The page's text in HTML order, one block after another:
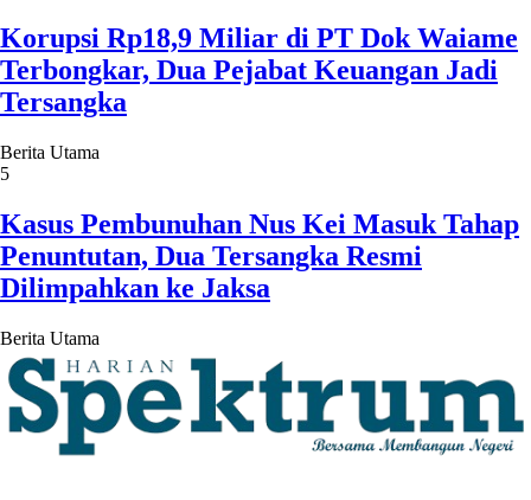
Korupsi Rp18,9 Miliar di PT Dok Waiame
Terbongkar, Dua Pejabat Keuangan Jadi
Tersangka
Berita Utama
5
Kasus Pembunuhan Nus Kei Masuk Tahap
Penuntutan, Dua Tersangka Resmi
Dilimpahkan ke Jaksa
Berita Utama